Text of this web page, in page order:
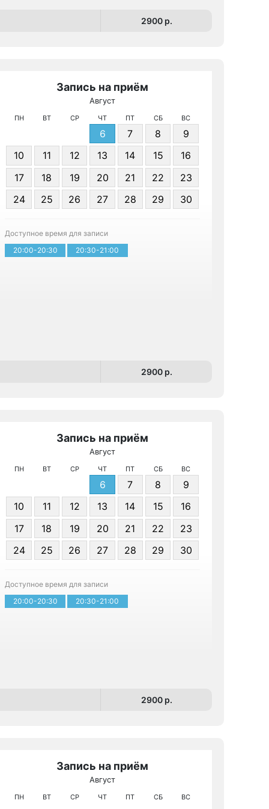
2900 p.
Запись на приём
Август
ПН ВТ СР ЧТ ПТ СБ ВС
6 7 8
9
10
11 12 13 14 15
16
17
18 19 20 21 22
23
24
25 26 27 28 29 30
Доступное время для записи
20:00-20:30
20:30-21:00
2900 p.
Запись на приём
Август
ПН ВТ СР ЧТ ПТ СБ ВС
6 7 8
9
10
11 12 13 14 15
16
17
18 19 20 21 22
23
24
25 26 27 28 29 30
Доступное время для записи
20:00-20:30
20:30-21:00
2900 p.
Запись на приём
Август
ПН ВТ СР ЧТ ПТ СБ ВС